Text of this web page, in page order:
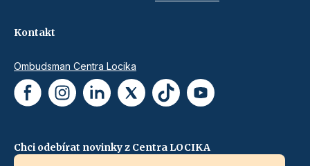
Kontakt
Ombudsman Centra Locika
Chci odebírat novinky z Centra LOCIKA